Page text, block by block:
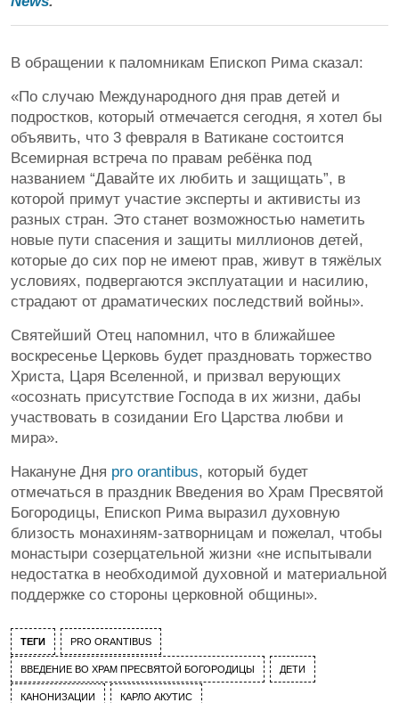
В обращении к паломникам Епископ Рима сказал:
«По случаю Международного дня прав детей и
подростков, который отмечается сегодня, я хотел бы
объявить, что 3 февраля в Ватикане состоится
Всемирная встреча по правам ребёнка под
названием “Давайте их любить и защищать”, в
которой примут участие эксперты и активисты из
разных стран. Это станет возможностью наметить
новые пути спасения и защиты миллионов детей,
которые до сих пор не имеют прав, живут в тяжёлых
условиях, подвергаются эксплуатации и насилию,
страдают от драматических последствий войны».
Святейший Отец напомнил, что в ближайшее
воскресенье Церковь будет праздновать торжество
Христа, Царя Вселенной, и призвал верующих
«осознать присутствие Господа в их жизни, дабы
участвовать в созидании Его Царства любви и
мира».
Накануне Дня pro orantibus, который будет
отмечаться в праздник Введения во Храм Пресвятой
Богородицы, Епископ Рима выразил духовную
близость монахиням-затворницам и пожелал, чтобы
монастыри созерцательной жизни «не испытывали
недостатка в необходимой духовной и материальной
поддержке со стороны церковной общины».
ТЕГИ PRO ORANTIBUS
ВВЕДЕНИЕ ВО ХРАМ ПРЕСВЯТОЙ БОГОРОДИЦЫ ДЕТИ
КАНОНИЗАЦИИ КАРЛО АКУТИС